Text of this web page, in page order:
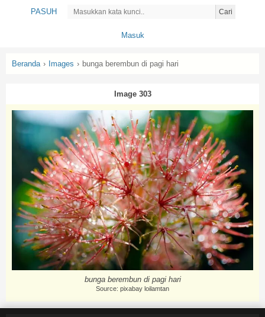
PASUH Cari
Masuk
Beranda › Images › bunga berembun di pagi hari
Image 303
bunga berembun di pagi hari
Source: pixabay loilamtan